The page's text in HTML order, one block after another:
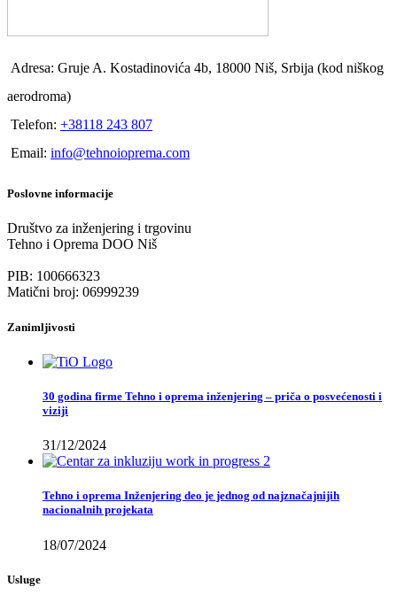
Adresa: Gruje A. Kostadinovića 4b, 18000 Niš, Srbija (kod niškog
aerodroma)
Telefon: +38118 243 807
Email: info@tehnoioprema.com
Poslovne informacije
Društvo za inženjering i trgovinu
Tehno i Oprema DOO Niš
PIB: 100666323
Matični broj: 06999239
Zanimljivosti
30 godina firme Tehno i oprema inženjering – priča o posvećenosti i
viziji
31/12/2024
Tehno i oprema Inženjering deo je jednog od najznačajnijih
nacionalnih projekata
18/07/2024
Usluge